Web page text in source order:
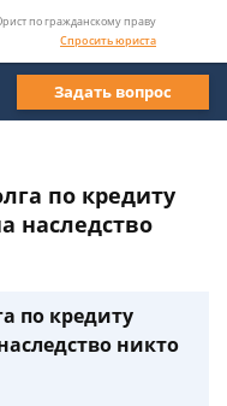
по гражданскому праву
Спросить юриста
Задать вопрос
по кредиту
наследство
по кредиту
никто